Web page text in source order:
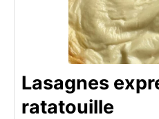
Lasagnes
ratatouille